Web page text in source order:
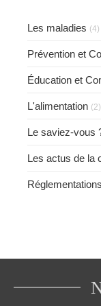
Les maladies (4)
Prévention et
Éducation et
L'alimentation (2)
Le saviez-vous
Les actus de la
Réglementations